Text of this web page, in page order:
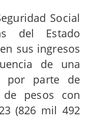
Social
del Estado
sus ingresos
de una
por parte de
pesos con
(826 mil 492